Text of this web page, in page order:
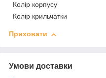
Колір корпусу
Колір крильчатки
Приховати
Умови доставки